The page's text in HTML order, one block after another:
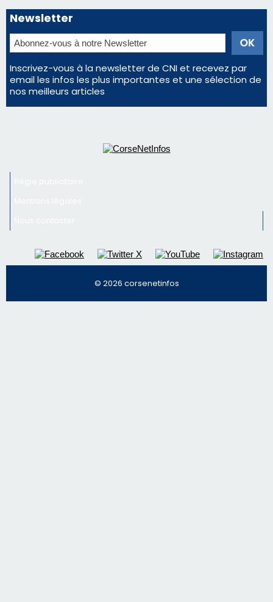
Éclipse du 12 août : la Corse aux premières loges
d'un spectacle qui ne reviendra pas avant 2081
Éclipse du 12 août : Où s'installer en Corse pour
profiter pleinement du spectacle ?
En Corse, un début de saison marqué par une
consommation en recul dans les restaurants
nos meilleurs articles